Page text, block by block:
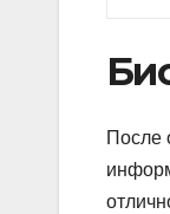
После